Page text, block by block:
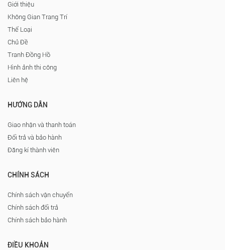
Giới thiệu
Không Gian Trang Trí
Thể Loại
Chủ Đề
Tranh Đồng Hồ
Hình ảnh thi công
Liên hệ
HƯỚNG DẪN
Giao nhận và thanh toán
Đổi trả và bảo hành
Đăng kí thành viên
CHÍNH SÁCH
Chính sách vận chuyển
Chính sách đổi trả
Chính sách bảo hành
ĐIỀU KHOẢN